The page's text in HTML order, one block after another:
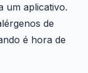
um aplicativo.
de
é hora de